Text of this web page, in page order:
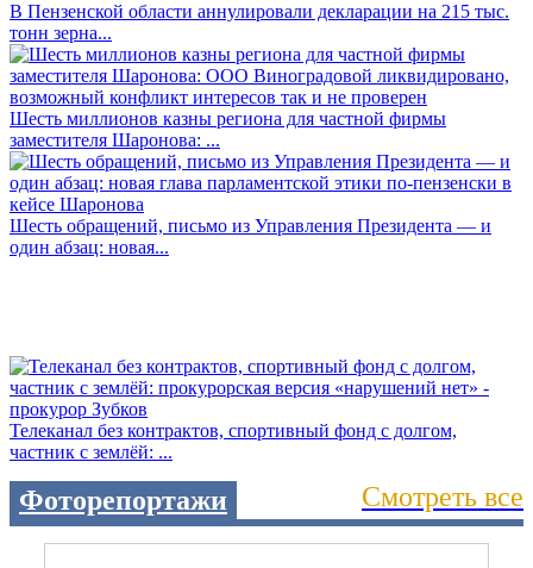
В Пензенской области аннулировали декларации на 215 тыс.
тонн зерна...
Шесть миллионов казны региона для частной фирмы
заместителя Шаронова: ...
Шесть обращений, письмо из Управления Президента — и
один абзац: новая...
Телеканал без контрактов, спортивный фонд с долгом,
частник с землёй: ...
Фоторепортажи Смотреть все